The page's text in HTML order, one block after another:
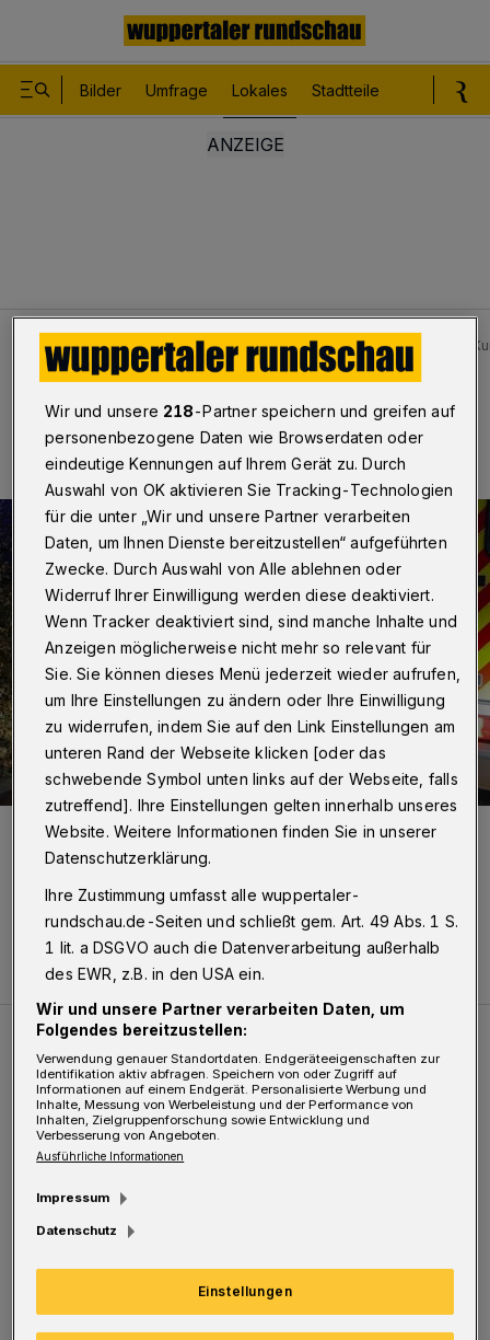
Bilder Umfrage Lokales Stadtteile
Lokales Bilder: Schwerer Unfall in Wuppertal in einem
Bilderstrecke
Schwerer Unfall im Kurvenbereich
Weitere Bilderstrecken
Sommer in der Elberfelder City
Wir und unsere 218-Partner speichern und greifen auf
personenbezogene Daten wie Browserdaten oder
eindeutige Kennungen auf Ihrem Gerät zu. Durch
Auswahl von OK aktivieren Sie Tracking-Technologien
für die unter „Wir und unsere Partner verarbeiten
Daten, um Ihnen Dienste bereitzustellen“ aufgeführten
Zwecke. Durch Auswahl von Alle ablehnen oder
Widerruf Ihrer Einwilligung werden diese deaktiviert.
Wenn Tracker deaktiviert sind, sind manche Inhalte und
Anzeigen möglicherweise nicht mehr so relevant für
Sie. Sie können dieses Menü jederzeit wieder aufrufen,
um Ihre Einstellungen zu ändern oder Ihre Einwilligung
zu widerrufen, indem Sie auf den Link Einstellungen am
unteren Rand der Webseite klicken [oder das
schwebende Symbol unten links auf der Webseite, falls
zutreffend]. Ihre Einstellungen gelten innerhalb unseres
Website. Weitere Informationen finden Sie in unserer
Datenschutzerklärung.
Ihre Zustimmung umfasst alle wuppertaler-
rundschau.de-Seiten und schließt gem. Art. 49 Abs. 1 S.
1 lit. a DSGVO auch die Datenverarbeitung außerhalb
des EWR, z.B. in den USA ein.
Wir und unsere Partner verarbeiten Daten, um
Folgendes bereitzustellen:
Verwendung genauer Standortdaten. Endgeräteeigenschaften zur
Identifikation aktiv abfragen. Speichern von oder Zugriff auf
Informationen auf einem Endgerät. Personalisierte Werbung und
Inhalte, Messung von Werbeleistung und der Performance von
Inhalten, Zielgruppenforschung sowie Entwicklung und
Verbesserung von Angeboten.
Ausführliche Informationen
Impressum
Datenschutz
Einstellungen